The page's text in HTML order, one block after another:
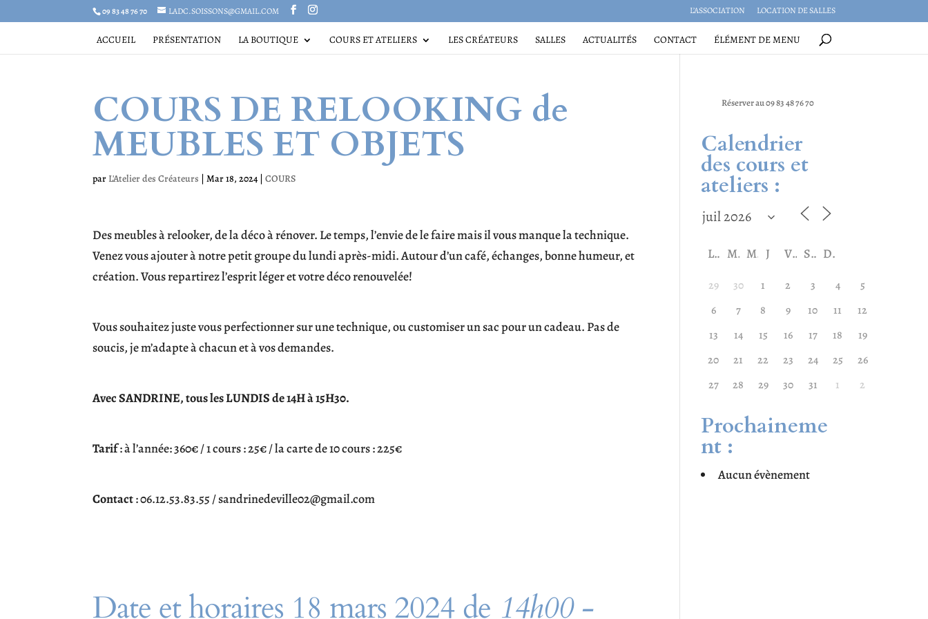
09 83 48 76 70 LADC.SOISSONS@GMAIL.COM L’ASSOCIATION LOCATION DE SALLES
ACCUEIL PRÉSENTATION LA BOUTIQUE COURS ET ATELIERS LES CRÉATEURS SALLES ACTUALITÉS CONTACT ÉLÉMENT DE MENU
COURS DE RELOOKING de
MEUBLES ET OBJETS
par L'Atelier des Créateurs |Mar 18, 2024|COURS
Des meubles à relooker, de la déco à rénover. Le temps, l’envie de le faire mais il vous manque la technique.
Venez vous ajouter à notre petit groupe du lundi après-midi. Autour d’un café, échanges, bonne humeur, et
création. Vous repartirez l’esprit léger et votre déco renouvelée!
Vous souhaitez juste vous perfectionner sur une technique, ou customiser un sac pour un cadeau. Pas de
soucis, je m’adapte à chacun et à vos demandes.
Avec SANDRINE, tous les LUNDIS de 14H à 15H30.
Tarif: à l’année: 360€ / 1 cours : 25€ / la carte de 10 cours : 225€
Contact: 06.12.53.83.55 / sandrinedeville02@gmail.com
Date et horaires 18 mars 2024 de 14h00 -
Réserver au 09 83 48 76 70
Calendrier
des cours et
ateliers :
L M M J V S D
29 30 1 2 3 4
5
6
7 8 9 10 11
12
13
14 15 16 17 18
19
20
21 22 23 24 25
26
27
28 29 30 31 1 2
Prochaineme
nt :
Aucun évènement